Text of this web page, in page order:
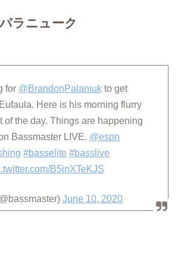
ラニューク
for @BrandonPalaniuk to get
Here is his morning flurry
of the day. Things are happening
Bassmaster LIVE. @espn
#basselite #basslive
B5jnXTeKJS
June 10, 2020